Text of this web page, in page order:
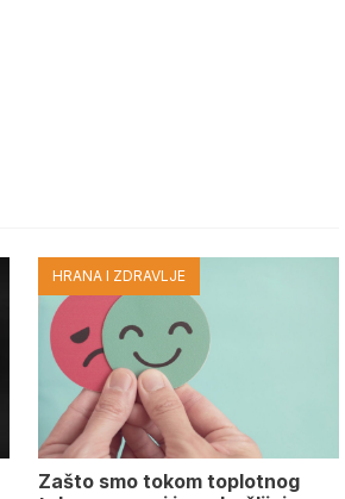
HRANA I ZDRAVLJE
Zašto smo tokom toplotnog